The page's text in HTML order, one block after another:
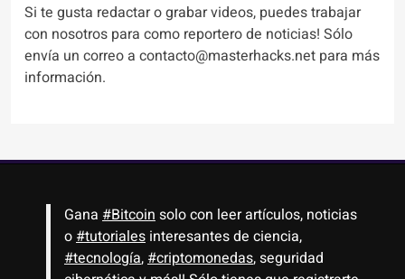
Si te gusta redactar o grabar videos, puedes trabajar
con nosotros para como reportero de noticias! Sólo
envía un correo a contacto@masterhacks.net para más
información.
Gana #Bitcoin solo con leer artículos, noticias
o #tutoriales interesantes de ciencia,
#tecnología, #criptomonedas, seguridad